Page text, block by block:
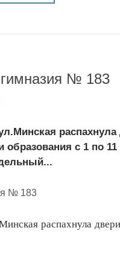
№ 183
образования с 1 по
распахнула